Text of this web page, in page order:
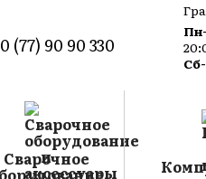
(77) 90 90 330
Сварочное